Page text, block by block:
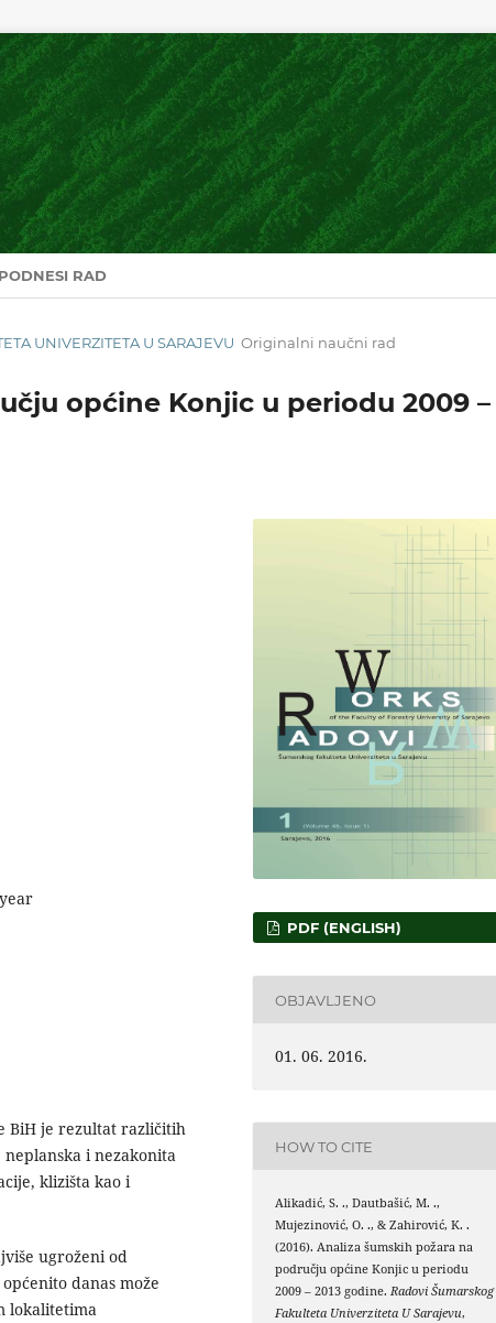
PODNESI RAD
UNIVERZITETA U SARAJEVU Originalni naučni rad
općine Konjic u periodu 2009 –
BiH je rezultat različitih
i nezakonita
klizišta kao i
ugroženi od
danas može
lokalitetima
PDF (ENGLISH)
OBJAVLJENO
01. 06. 2016.
HOW TO CITE
Alikadić, S. ., Dautbašić, M. .,
Mujezinović, O. ., & Zahirović, K. .
(2016). Analiza šumskih požara na
području općine Konjic u periodu
2009 – 2013 godine.Radovi Šumarskog
Fakulteta Univerziteta U Sarajevu,